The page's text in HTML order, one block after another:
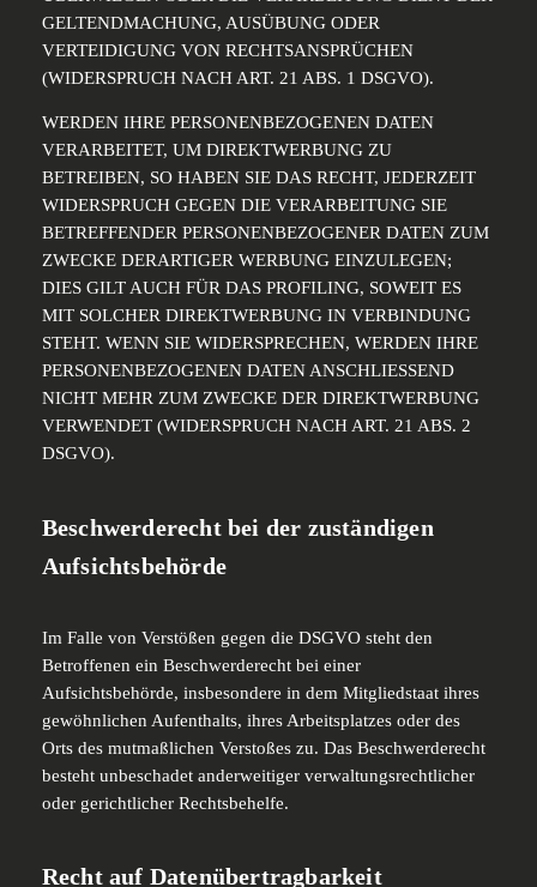
GELTENDMACHUNG, AUSÜBUNG ODER
VERTEIDIGUNG VON RECHTSANSPRÜCHEN
(WIDERSPRUCH NACH ART. 21 ABS. 1 DSGVO).
WERDEN IHRE PERSONENBEZOGENEN DATEN
VERARBEITET, UM DIREKTWERBUNG ZU
BETREIBEN, SO HABEN SIE DAS RECHT, JEDERZEIT
WIDERSPRUCH GEGEN DIE VERARBEITUNG SIE
BETREFFENDER PERSONENBEZOGENER DATEN ZUM
ZWECKE DERARTIGER WERBUNG EINZULEGEN;
DIES GILT AUCH FÜR DAS PROFILING, SOWEIT ES
MIT SOLCHER DIREKTWERBUNG IN VERBINDUNG
STEHT. WENN SIE WIDERSPRECHEN, WERDEN IHRE
PERSONENBEZOGENEN DATEN ANSCHLIESSEND
NICHT MEHR ZUM ZWECKE DER DIREKTWERBUNG
VERWENDET (WIDERSPRUCH NACH ART. 21 ABS. 2
DSGVO).
Beschwerderecht bei der zuständigen
Aufsichtsbehörde
Im Falle von Verstößen gegen die DSGVO steht den
Betroffenen ein Beschwerderecht bei einer
Aufsichtsbehörde, insbesondere in dem Mitgliedstaat ihres
gewöhnlichen Aufenthalts, ihres Arbeitsplatzes oder des
Orts des mutmaßlichen Verstoßes zu. Das Beschwerderecht
besteht unbeschadet anderweitiger verwaltungsrechtlicher
oder gerichtlicher Rechtsbehelfe.
Recht auf Datenübertragbarkeit